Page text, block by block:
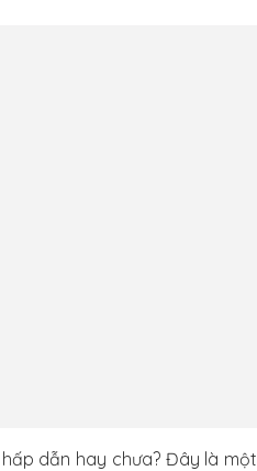
dẫn hay chưa? Đây là một